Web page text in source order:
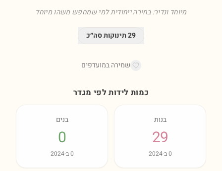
מיוחד ונדיר: בחירה ייחודית למי שמחפש משהו מיוחד
29תינוקות סה״כ
שמירה במועדפים
כמות לידות לפי מגדר
בנות
29
0ב-2024
בנים
0
0ב-2024